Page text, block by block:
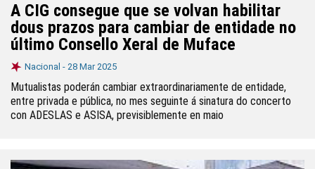
A CIG consegue que se volvan habilitar
dous prazos para cambiar de entidade no
último Consello Xeral de Muface
Nacional - 28 Mar 2025
Mutualistas poderán cambiar extraordinariamente de entidade,
entre privada e pública, no mes seguinte á sinatura do concerto
con ADESLAS e ASISA, previsiblemente en maio